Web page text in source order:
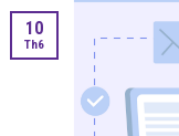
10
Th6